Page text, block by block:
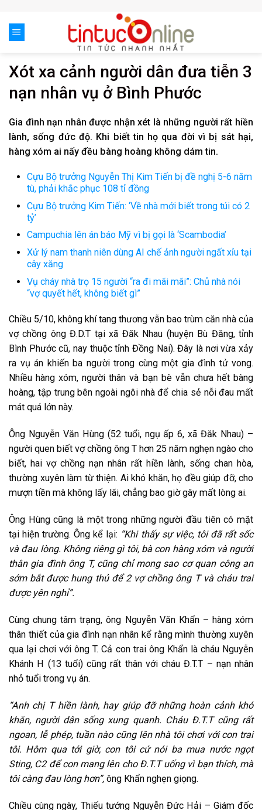
content
Xót xa cảnh người dân đưa tiễn 3
nạn nhân vụ ở Bình Phước
Gia đình nạn nhân được nhận xét là những người rất hiền
lành, sống đức độ. Khi biết tin họ qua đời vì bị sát hại,
hàng xóm ai nấy đều bàng hoàng không dám tin.
Cựu Bộ trưởng Nguyễn Thị Kim Tiến bị đề nghị 5-6 năm
tù, phải khắc phục 108 tỉ đồng
Cựu Bộ trưởng Kim Tiến: ‘Về nhà mới biết trong túi có 2
tỷ’
Campuchia lên án báo Mỹ vì bị gọi là ‘Scambodia’
Xử lý nam thanh niên dùng AI chế ảnh người ngất xỉu tại
cây xăng
Vụ cháy nhà trọ 15 người “ra đi mãi mãi”: Chủ nhà nói
“vợ quyết hết, không biết gì”
Chiều 5/10, không khí tang thương vẫn bao trùm căn nhà của
vợ chồng ông Đ.D.T tại xã Đăk Nhau (huyện Bù Đăng, tỉnh
Bình Phước cũ, nay thuộc tỉnh Đồng Nai). Đây là nơi vừa xảy
ra vụ án khiến ba người trong cùng một gia đình tử vong.
Nhiều hàng xóm, người thân và bạn bè vẫn chưa hết bàng
hoàng, tập trung bên ngoài ngôi nhà để chia sẻ nỗi đau mất
mát quá lớn này.
Ông Nguyễn Văn Hùng (52 tuổi, ngụ ấp 6, xã Đăk Nhau) –
người quen biết vợ chồng ông T hơn 25 năm nghẹn ngào cho
biết, hai vợ chồng nạn nhân rất hiền lành, sống chan hòa,
thường xuyên làm từ thiện. Ai khó khăn, họ đều giúp đỡ, cho
mượn tiền mà không lấy lãi, chẳng bao giờ gây mất lòng ai.
Ông Hùng cũng là một trong những người đầu tiên có mặt
tại hiện trường. Ông kể lại: “Khi thấy sự việc, tôi đã rất sốc
và đau lòng. Không riêng gì tôi, bà con hàng xóm và người
thân gia đình ông T, cũng chỉ mong sao cơ quan công an
sớm bắt được hung thủ để 2 vợ chồng ông T và cháu trai
được yên nghỉ”.
Cùng chung tâm trạng, ông Nguyễn Văn Khẩn – hàng xóm
thân thiết của gia đình nạn nhân kể rằng mình thường xuyên
qua lại chơi với ông T. Cả con trai ông Khẩn là cháu Nguyễn
Khánh H (13 tuổi) cũng rất thân với cháu Đ.T.T – nạn nhân
nhỏ tuổi trong vụ án.
“Anh chị T hiền lành, hay giúp đỡ những hoàn cảnh khó
khăn, người dân sống xung quanh. Cháu Đ.T.T cũng rất
ngoan, lễ phép, tuần nào cũng lên nhà tôi chơi với con trai
tôi. Hôm qua tới giờ, con tôi cứ nói ba mua nước ngọt
Sting, C2 để con mang lên cho Đ.T.T uống vì bạn thích, mà
tôi càng đau lòng hơn”, ông Khẩn nghẹn giọng.
Chiều cùng ngày, Thiếu tướng Nguyễn Đức Hải – Giám đốc